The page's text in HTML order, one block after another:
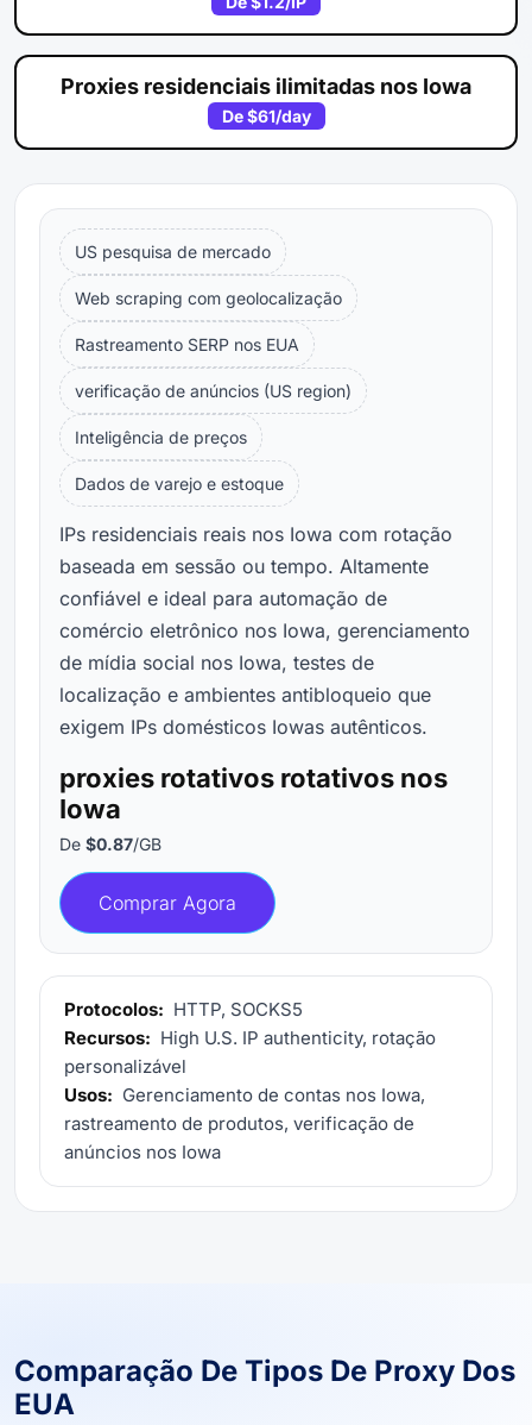
Proxies residenciais ilimitadas nos Iowa
De$61/day
US pesquisa de mercado
Web scraping com geolocalização
Rastreamento SERP nos EUA
verificação de anúncios (US region)
Inteligência de preços
Dados de varejo e estoque
IPs residenciais reais nos Iowa com rotação
baseada em sessão ou tempo. Altamente
confiável e ideal para automação de
comércio eletrônico nos Iowa, gerenciamento
de mídia social nos Iowa, testes de
localização e ambientes antibloqueio que
exigem IPs domésticos Iowas autênticos.
proxies rotativos rotativos nos
Iowa
De $0.87/GB
Comprar Agora
Protocolos: HTTP, SOCKS5
Recursos: High U.S. IP authenticity, rotação
personalizável
Usos: Gerenciamento de contas nos Iowa,
rastreamento de produtos, verificação de
anúncios nos Iowa
Comparação De Tipos De Proxy Dos
EUA